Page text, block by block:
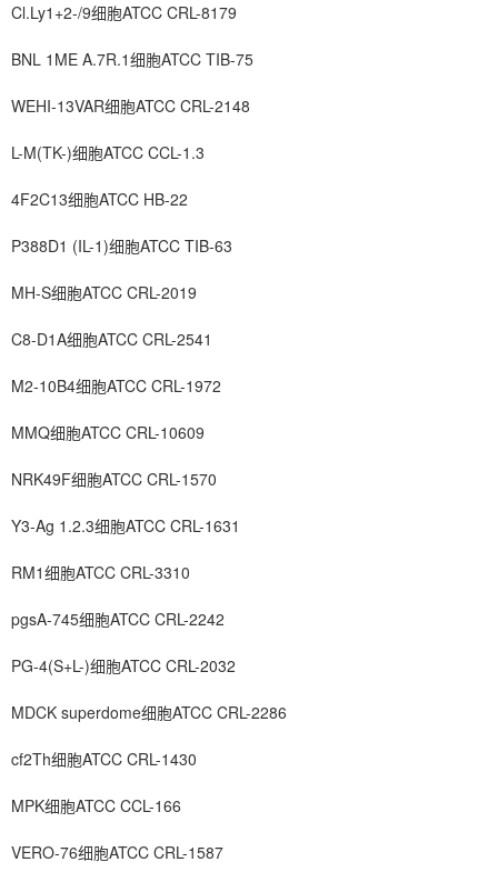
Cl.Ly1+2-/9细胞ATCC CRL-8179
BNL 1ME A.7R.1细胞ATCC TIB-75
WEHI-13VAR细胞ATCC CRL-2148
L-M(TK-)细胞ATCC CCL-1.3
4F2C13细胞ATCC HB-22
P388D1 (IL-1)细胞ATCC TIB-63
MH-S细胞ATCC CRL-2019
C8-D1A细胞ATCC CRL-2541
M2-10B4细胞ATCC CRL-1972
MMQ细胞ATCC CRL-10609
NRK49F细胞ATCC CRL-1570
Y3-Ag 1.2.3细胞ATCC CRL-1631
RM1细胞ATCC CRL-3310
pgsA-745细胞ATCC CRL-2242
PG-4(S+L-)细胞ATCC CRL-2032
MDCK superdome细胞ATCC CRL-2286
cf2Th细胞ATCC CRL-1430
MPK细胞ATCC CCL-166
VERO-76细胞ATCC CRL-1587